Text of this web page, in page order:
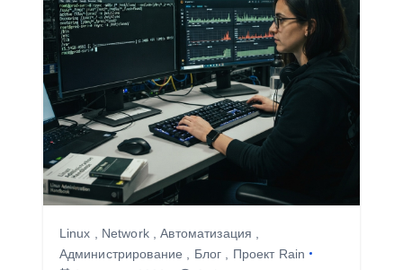
Linux Network,Автоматизация
Администрирование
Блог
Проект Rain